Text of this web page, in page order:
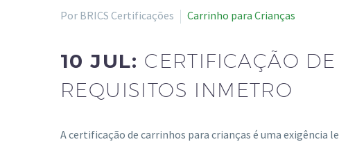
Por BRICS Certificações Carrinho para Crianças
10 JUL: CERTIFICAÇÃO
REQUISITOS INMETRO
A certificação de carrinhos para crianças é uma exigência